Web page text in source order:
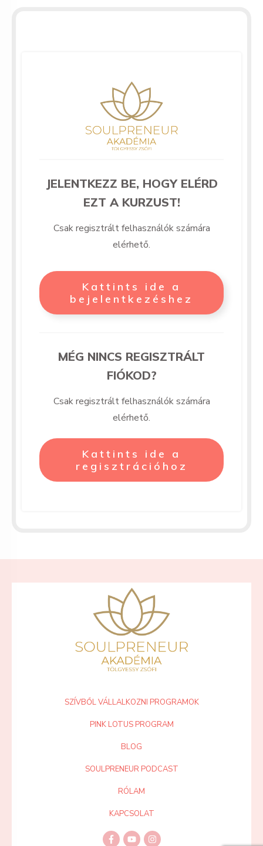
JELENTKEZZ BE, HOGY ELÉRD
EZT A KURZUST!
Csak regisztrált felhasználók számára
elérhető.
Kattints ide a
bejelentkezéshez
MÉG NINCS REGISZTRÁLT
FIÓKOD?
Csak regisztrált felhasználók számára
elérhető.
Kattints ide a
regisztrációhoz
SZÍVBŐL VÁLLALKOZNI PROGRAMOK
PINK LOTUS PROGRAM
BLOG
SOULPRENEUR PODCAST
RÓLAM
KAPCSOLAT